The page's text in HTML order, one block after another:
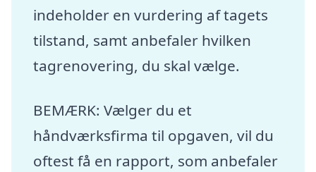
indeholder en vurdering af tagets
tilstand, samt anbefaler hvilken
tagrenovering, du skal vælge.
BEMÆRK: Vælger du et
håndværksfirma til opgaven, vil du
oftest få en rapport, som anbefaler